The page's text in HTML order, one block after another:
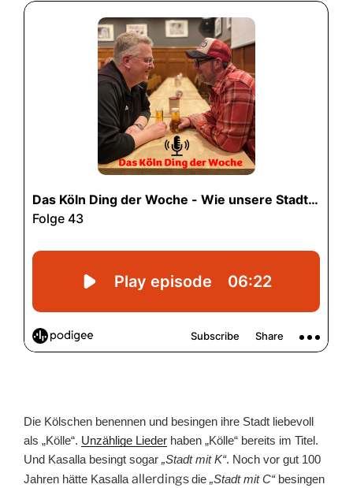
Die Kölschen benennen und besingen ihre Stadt liebevoll
als „Kölle“. Unzählige Lieder haben „Kölle“ bereits im Titel.
Und Kasalla besingt sogar „Stadt mit K“. Noch vor gut 100
Jahren hätte Kasalla allerdingsdie „Stadt mit C“besingen